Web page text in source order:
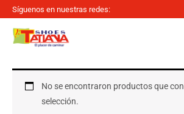
contenido
Síguenos en nuestras redes:
No se encontraron productos que
selección.